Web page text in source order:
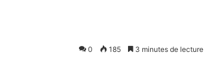
0 185 3 minutes de lecture